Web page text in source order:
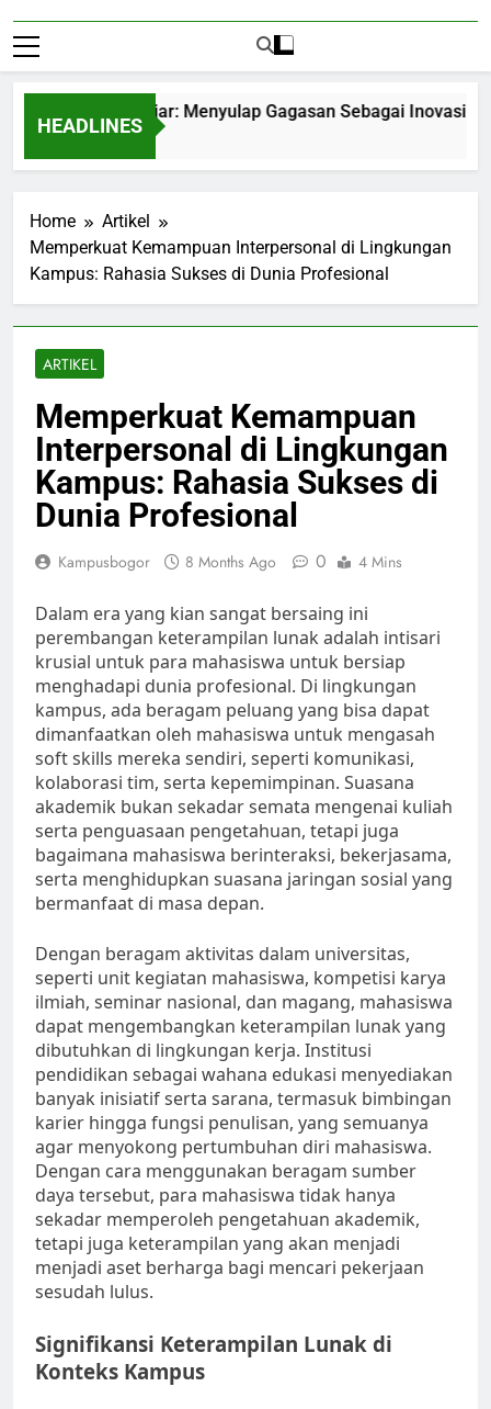
HEADLINES
Pelajar: Menyulap Gagasan Sebagai Inovasi
Home
Artikel
Memperkuat Kemampuan Interpersonal di Lingkungan
Kampus: Rahasia Sukses di Dunia Profesional
ARTIKEL
Memperkuat Kemampuan
Interpersonal di Lingkungan
Kampus: Rahasia Sukses di
Dunia Profesional
Kampusbogor 8 Months Ago 0 4 Mins
Dalam era yang kian sangat bersaing ini
perembangan keterampilan lunak adalah intisari
krusial untuk para mahasiswa untuk bersiap
menghadapi dunia profesional. Di lingkungan
kampus, ada beragam peluang yang bisa dapat
dimanfaatkan oleh mahasiswa untuk mengasah
soft skills mereka sendiri, seperti komunikasi,
kolaborasi tim, serta kepemimpinan. Suasana
akademik bukan sekadar semata mengenai kuliah
serta penguasaan pengetahuan, tetapi juga
bagaimana mahasiswa berinteraksi, bekerjasama,
serta menghidupkan suasana jaringan sosial yang
bermanfaat di masa depan.
Dengan beragam aktivitas dalam universitas,
seperti unit kegiatan mahasiswa, kompetisi karya
ilmiah, seminar nasional, dan magang, mahasiswa
dapat mengembangkan keterampilan lunak yang
dibutuhkan di lingkungan kerja. Institusi
pendidikan sebagai wahana edukasi menyediakan
banyak inisiatif serta sarana, termasuk bimbingan
karier hingga fungsi penulisan, yang semuanya
agar menyokong pertumbuhan diri mahasiswa.
Dengan cara menggunakan beragam sumber
daya tersebut, para mahasiswa tidak hanya
sekadar memperoleh pengetahuan akademik,
tetapi juga keterampilan yang akan menjadi
menjadi aset berharga bagi mencari pekerjaan
sesudah lulus.
Signifikansi Keterampilan Lunak di
Konteks Kampus